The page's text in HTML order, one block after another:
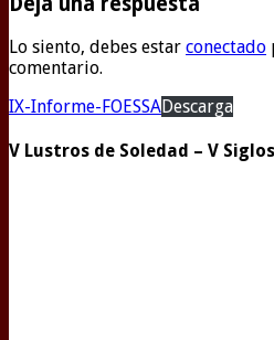
Lo siento, debes estar conectado
comentario.
IX-Informe-FOESSADescarga
V Lustros de Soledad – V